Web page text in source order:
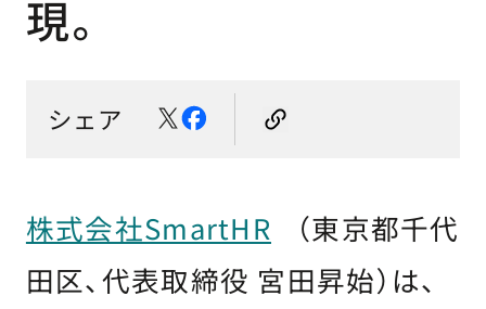
現。
シェア
株式会社SmartHR
（東京都千代
田区、代表取締役 宮田昇始）は、